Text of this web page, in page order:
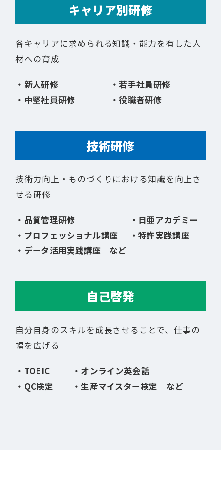
キャリア別研修
各キャリアに求められる知識・能力を有した人
材への育成
新人研修
若手社員研修
中堅社員研修
役職者研修
技術研修
技術力向上・ものづくりにおける知識を向上さ
せる研修
品質管理研修
日亜アカデミー
プロフェッショナル講座
特許実践講座
データ活用実践講座 など
自己啓発
自分自身のスキルを成長させることで、仕事の
幅を広げる
TOEIC
オンライン英会話
QC検定
生産マイスター検定 など